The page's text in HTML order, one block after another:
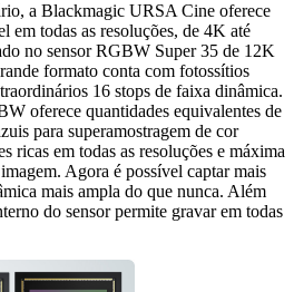
a Blackmagic URSA Cine oferece
em todas as resoluções, de 4K até
no sensor RGBW Super 35 de 12K
formato conta com fotossítios
16 stops de faixa dinâmica.
oferece quantidades equivalentes de
para superamostragem de cor
ricas em todas as resoluções e máxima
Agora é possível captar mais
mais ampla do que nunca. Além
do sensor permite gravar em todas